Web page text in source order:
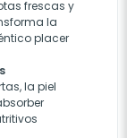
frescas y
la
placer
la piel